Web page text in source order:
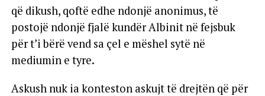
që dikush, qoftë edhe ndonjë anonimus, të
postojë ndonjë fjalë kundër Albinit në fejsbuk
për t’i bërë vend sa çel e mëshel sytë në
mediumin e tyre.
Askush nuk ia konteston askujt të drejtën që për